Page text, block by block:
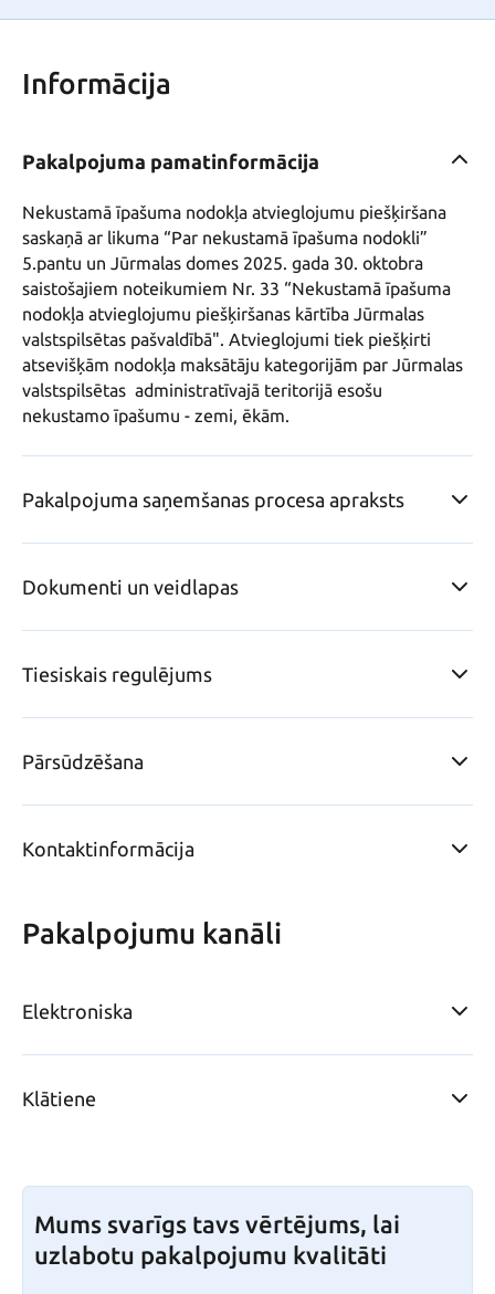
Informācija
Pakalpojuma pamatinformācija
Nekustamā īpašuma nodokļa atvieglojumu piešķiršana
saskaņā ar likuma “Par nekustamā īpašuma nodokli”
5.pantu un Jūrmalas domes 2025. gada 30. oktobra
saistošajiem noteikumiem Nr. 33 “Nekustamā īpašuma
nodokļa atvieglojumu piešķiršanas kārtība Jūrmalas
valstspilsētas pašvaldībā". Atvieglojumi tiek piešķirti
atsevišķām nodokļa maksātāju kategorijām par Jūrmalas
valstspilsētas  administratīvajā teritorijā esošu
nekustamo īpašumu - zemi, ēkām.
Pakalpojuma saņemšanas procesa apraksts
Dokumenti un veidlapas
Tiesiskais regulējums
Pārsūdzēšana
Kontaktinformācija
Pakalpojumu kanāli
Elektroniska
Klātiene
Mums svarīgs tavs vērtējums, lai
uzlabotu pakalpojumu kvalitāti